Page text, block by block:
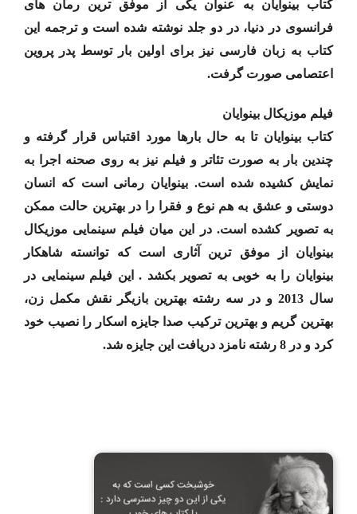
کتاب بینوایان به عنوان یکی از موفق ترین رمان های
فرانسوی در دنیا، در دو جلد نوشته شده است و ترجمه این
کتاب به زبان فارسی نیز برای اولین بار توسط پدر پروین
اعتصامی صورت گرفت.
فیلم موزیکال بینوایان
کتاب بینوایان تا به حال بارها مورد اقتباس قرار گرفته و
چندین بار به صورت تئاتر و فیلم نیز به روی صحنه اجرا به
نمایش کشیده شده است. بینوایان رمانی است که انسان
دوستی و عشق به هم نوع و فقرا را در بهترین حالت ممکن
به تصویر کشده است. در این میان فیلم سینمایی موزیکال
بینوایان از موفق ترین آثاری است که توانسته شاهکار
بینوایان را به خوبی به تصویر بکشد . این فیلم سینمایی در
سال 2013 و در سه رشته بهترین بازیگر نقش مکمل زن،
بهترین گریم و بهترین ترکیب صدا جایزه اسکار را نصیب خود
کرد و در 8 رشته نامزد دریافت این جایزه شد.